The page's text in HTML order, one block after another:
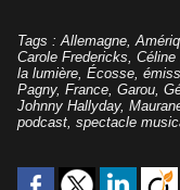
Tags :Allemagne,
Carole Fredericks, Céline
la lumière, Écosse,
Pagny, France, Garou,
Johnny Hallyday,
podcast, spectacle